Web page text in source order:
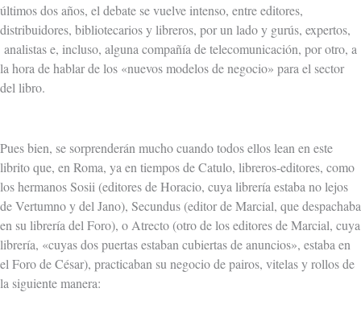
últimos dos años, el debate se vuelve intenso, entre editores,
distribuidores, bibliotecarios y libreros, por un lado y gurús, expertos,
analistas e, incluso, alguna compañía de telecomunicación, por otro, a
la hora de hablar de los «nuevos modelos de negocio» para el sector
del libro.
Pues bien, se sorprenderán mucho cuando todos ellos lean en este
librito que, en Roma, ya en tiempos de Catulo, libreros-editores, como
los hermanos Sosii (editores de Horacio, cuya librería estaba no lejos
de Vertumno y del Jano), Secundus (editor de Marcial, que despachaba
en su librería del Foro), o Atrecto (otro de los editores de Marcial, cuya
librería, «cuyas dos puertas estaban cubiertas de anuncios», estaba en
el Foro de César), practicaban su negocio de pairos, vitelas y rollos de
la siguiente manera: